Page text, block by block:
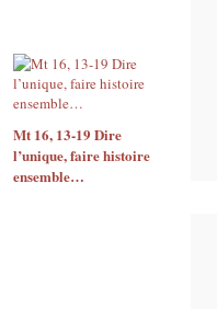
Mt 16, 13-19 Dire
l’unique, faire histoire
ensemble…